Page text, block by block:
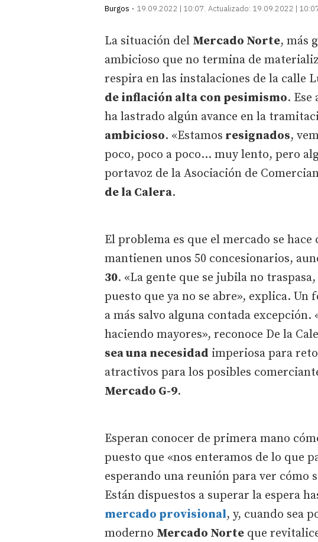
Burgos
19.09.2022 | 10:07 Actualizado: 19.09.2022 |
La situación del Mercado Norte, más
ambicioso que no termina de
respira en las instalaciones de la calle
de inflación alta con pesimismo.
ha lastrado algún avance en la
ambicioso. «Estamos resignados,
poco, poco a poco… muy lento, pero
portavoz de la Asociación de
de la Calera.
El problema es que el mercado se hace
mantienen unos 50 concesionarios,
30. «La gente que se jubila no
puesto que ya no se abre», explica.
a más salvo alguna contada excepción.
haciendo mayores», reconoce De la
sea una necesidad imperiosa para
atractivos para los posibles
Mercado G-9.
Esperan conocer de primera mano
puesto que «nos enteramos de lo que
esperando una reunión para ver cómo
Están dispuestos a superar la espera
mercado provisional, y, cuando sea
moderno Mercado Norte que